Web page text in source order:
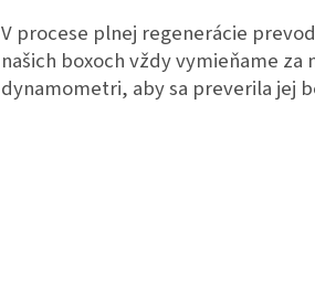
V procese plnej regenerácie
našich boxoch vždy vymieňame
dynamometri, aby sa preverila jej